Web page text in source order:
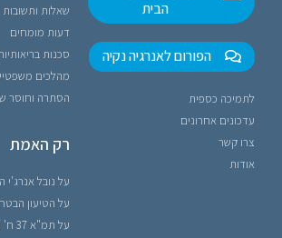
הבית
הפורום לאנרגיה נקיה
לתמיכה כספית
עדכונים אחרונים
צרו קשר
אודות
שאלות ותשובות
דעות מומחים
סכנות
מהלכים
הסתרה וחוסר
רק האמת
על נובל אנרג'י
על הטיעון
על תמ"א 37 ח' ובג"ץ